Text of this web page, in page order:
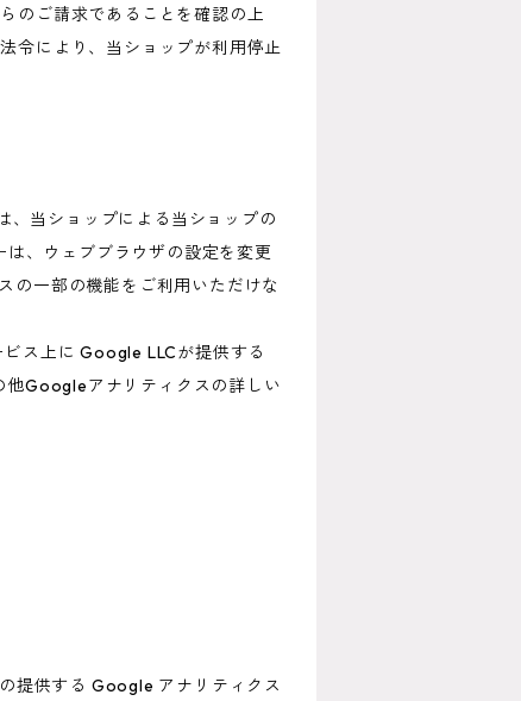
のご請求であることを確認の上
令により、当ショップが利用停止
、当ショップによる当ショップの
、ウェブブラウザの設定を変更
の一部の機能をご利用いただけな
ス上に Google LLCが提供する
Googleアナリティクスの詳しい
提供する Google アナリティクス